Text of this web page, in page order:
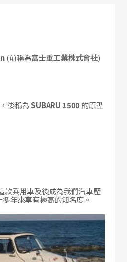
(前稱為富士重工業株式會社)
，後稱為SUBARU 1500的原型
款乘用車及後成為我們汽車歷
年來享有極高的知名度。